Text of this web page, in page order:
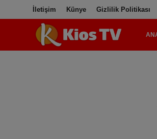
İletişim Künye Gizlilik Politikası